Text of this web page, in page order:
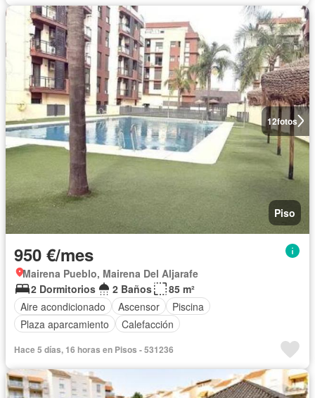
12fotos
Piso
950 €/mes
Mairena Pueblo, Mairena Del Aljarafe
2 Dormitorios
2 Baños
85 m²
Aire acondicionado
Ascensor
Piscina
Plaza aparcamiento
Calefacción
Hace 5 días, 16 horas en Pisos - 531236